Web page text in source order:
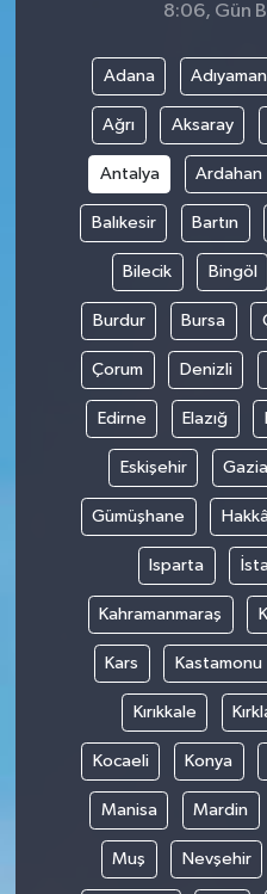
8:06, Gün
Adana Adıyaman
Ağrı Aksaray
Antalya Ardahan
Balıkesir Bartın
Bilecik Bingöl
Burdur Bursa
Çorum Denizli
Edirne Elazığ
Eskişehir
Gümüşhane
Isparta
Kahramanmaraş
Kars Kastamonu
Kırıkkale
Kocaeli Konya
Manisa Mardin
Muş Nevşehir